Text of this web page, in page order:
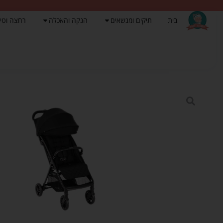
בית תיקים ומנשאים הנקה והאכלה רחצה